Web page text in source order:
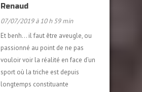
Renaud
07/07/2019 à 10 h 59 min
Et benh… il faut être aveugle, ou
passionné au point de ne pas
vouloir voir la réalité en face d’un
sport où la triche est depuis
longtemps constituante